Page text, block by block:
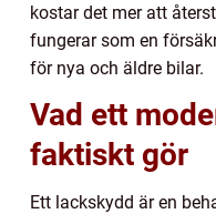
kostar det mer att
fungerar som en
för nya och äldre bilar.
Vad ett
faktiskt gör
Ett lackskydd är en